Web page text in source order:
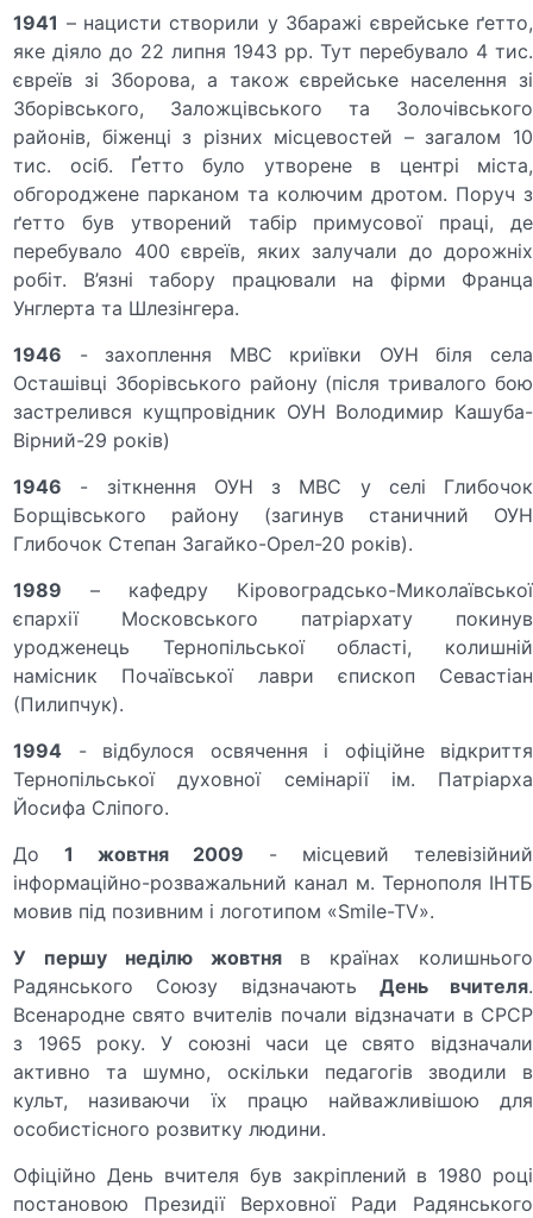
1941 – нацисти створили у Збаражі єврейське ґетто,
яке діяло до 22 липня 1943 рр. Тут перебувало 4 тис.
євреїв зі Зборова, а також єврейське населення зі
Зборівського, Заложцівського та Золочівського
районів, біженці з різних місцевостей – загалом 10
тис. осіб. Ґетто було утворене в центрі міста,
обгороджене парканом та колючим дротом. Поруч з
ґетто був утворений табір примусової праці, де
перебувало 400 євреїв, яких залучали до дорожніх
робіт. В’язні табору працювали на фірми Франца
Унглерта та Шлезінгера.
1946 - захоплення МВС криївки ОУН біля села
Осташівці Зборівського району (після тривалого бою
застрелився кущпровідник ОУН Володимир Кашуба-
Вірний-29 років)
1946 - зіткнення ОУН з МВС у селі Глибочок
Борщівського району (загинув станичний ОУН
Глибочок Степан Загайко-Орел-20 років).
1989 – кафедру Кіровоградсько-Миколаївської
єпархії Московського патріархату покинув
уродженець Тернопільської області, колишній
намісник Почаївської лаври єпископ Севастіан
(Пилипчук).
1994 - відбулося освячення і офіційне відкриття
Тернопільської духовної семінарії ім. Патріарха
Йосифа Сліпого.
До1 жовтня 2009 - місцевий телевізійний
інформаційно-розважальний канал м. Тернополя ІНТБ
мовив під позивним і логотипом «Smile-TV».
У першу неділю жовтняв країнах колишнього
Радянського Союзу відзначають День вчителя.
Всенародне свято вчителів почали відзначати в СРСР
з 1965 року. У союзні часи це свято відзначали
активно та шумно, оскільки педагогів зводили в
культ, називаючи їх працю найважливішою для
особистісного розвитку людини.
Офіційно День вчителя був закріплений в 1980 році
постановою Президії Верховної Ради Радянського